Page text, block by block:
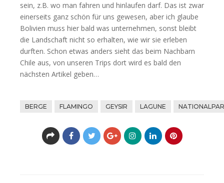
sein, z.B. wo man fahren und hinlaufen darf. Das ist zwar
einerseits ganz schön für uns gewesen, aber ich glaube
Bolivien muss hier bald was unternehmen, sonst bleibt
die Landschaft nicht so erhalten, wie wir sie erleben
durften. Schon etwas anders sieht das beim Nachbarn
Chile aus, von unseren Trips dort wird es bald den
nächsten Artikel geben…
BERGE FLAMINGO GEYSIR LAGUNE